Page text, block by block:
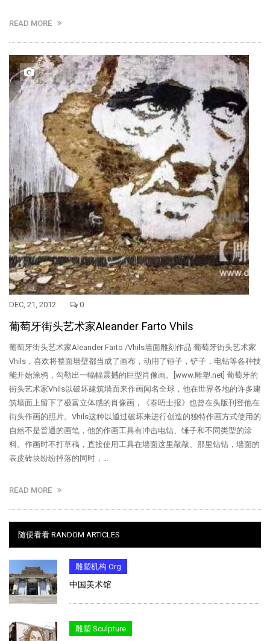
READ MORE
DEC, 21, 2012 0
葡萄牙街头艺术家Aleander Farto Vhils
葡萄牙街头艺术家Aleander Farto /Vhils墙面雕刻作品 葡萄牙街头艺术家
Vhils，喜欢将整面墙壁都当成了画布，动用了锤子，铲子，电钻等各种技
能开始涂鸦，勾勒出一幅幅震撼的巨型肖像画。[www.雕塑.net] 葡萄牙的
街头艺术家Vhils以破坏建筑墙面来作画闻名全球，他在世界各地的许多建
筑墙面上留下了极富立体感的肖像画，《泰晤士报》也曾在头版刊登他在
街头作画的照片。Vhils这种以通过破坏来进行创造的独特作画方式使用的
自然不是普通的画笔，他的作画工具有冲击电钻、锤子和不同类型的涂
料。作画时不打草稿，直接使用工具在墙面这里敲敲、那里钻钻，墙面的
表皮砖块纷纷掉落的同时，…
READ MORE
随便看看 RANDOM ARTICLES
雕塑机构 Org
中国美术馆
雕塑 Sculpture